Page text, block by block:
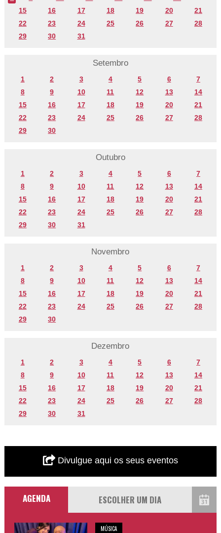
15
16 17 18 19 20
21
22
23 24 25 26 27
28
29
30 31
Setembro
1 2 3 4 5 6
7
8
9 10 11 12 13
14
15
16 17 18 19 20
21
22
23 24 25 26 27
28
29
30
Outubro
1 2 3 4 5 6
7
8
9 10 11 12 13
14
15
16 17 18 19 20
21
22
23 24 25 26 27
28
29
30 31
Novembro
1 2 3 4 5 6
7
8
9 10 11 12 13
14
15
16 17 18 19 20
21
22
23 24 25 26 27
28
29
30
Dezembro
1 2 3 4 5 6
7
8
9 10 11 12 13
14
15
16 17 18 19 20
21
22
23 24 25 26 27
28
29
30 31
Divulgue aqui os seus eventos
AGENDA
MÚSICA